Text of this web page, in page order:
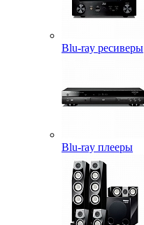
Blu-ray ресиверы
Blu-ray плееры